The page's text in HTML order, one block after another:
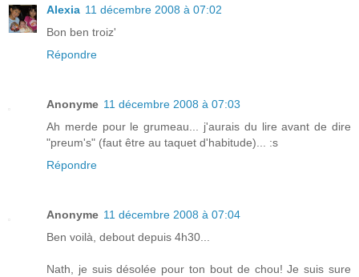
Alexia 11 décembre 2008 à 07:02
Bon ben troiz'
Répondre
Anonyme 11 décembre 2008 à 07:03
Ah merde pour le grumeau... j'aurais du lire avant de dire
"preum's" (faut être au taquet d'habitude)... :s
Répondre
Anonyme 11 décembre 2008 à 07:04
Ben voilà, debout depuis 4h30...
Nath, je suis désolée pour ton bout de chou! Je suis sure